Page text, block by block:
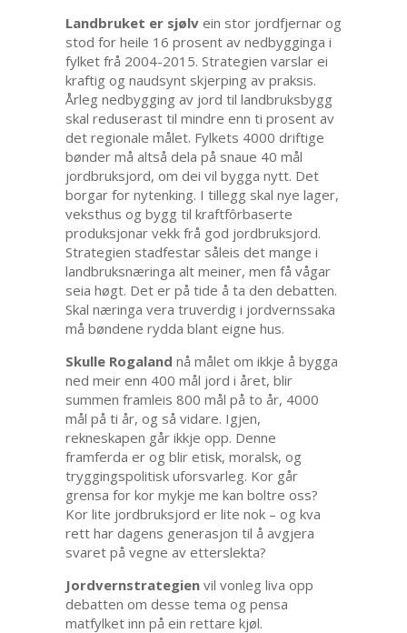
Landbruket er sjølvein stor jordfjernar og
stod for heile 16 prosent av nedbygginga i
fylket frå 2004-2015. Strategien varslar ei
kraftig og naudsynt skjerping av praksis.
Årleg nedbygging av jord til landbruksbygg
skal reduserast til mindre enn ti prosent av
det regionale målet. Fylkets 4000 driftige
bønder må altså dela på snaue 40 mål
jordbruksjord, om dei vil bygga nytt. Det
borgar for nytenking. I tillegg skal nye lager,
veksthus og bygg til kraftfôrbaserte
produksjonar vekk frå god jordbruksjord.
Strategien stadfestar såleis det mange i
landbruksnæringa alt meiner, men få vågar
seia høgt. Det er på tide å ta den debatten.
Skal næringa vera truverdig i jordvernssaka
må bøndene rydda blant eigne hus.
Skulle Rogaland nå målet om ikkje å bygga
ned meir enn 400 mål jord i året, blir
summen framleis 800 mål på to år, 4000
mål på ti år, og så vidare. Igjen,
rekneskapen går ikkje opp. Denne
framferda er og blir etisk, moralsk, og
tryggingspolitisk uforsvarleg. Kor går
grensa for kor mykje me kan boltre oss?
Kor lite jordbruksjord er lite nok – og kva
rett har dagens generasjon til å avgjera
svaret på vegne av etterslekta?
Jordvernstrategienvil vonleg liva opp
debatten om desse tema og pensa
matfylket inn på ein rettare kjøl.